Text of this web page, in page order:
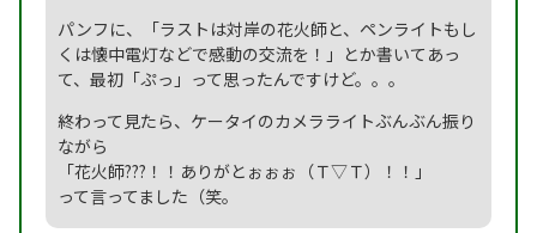
パンフに、「ラストは対岸の花火師と、ペンライトもし
くは懐中電灯などで感動の交流を！」とか書いてあっ
て、最初「ぷっ」って思ったんですけど。。。
終わって見たら、ケータイのカメラライトぶんぶん振り
ながら
「花火師???！！ありがとぉぉぉ（Ｔ▽Ｔ）！！」
って言ってました（笑。